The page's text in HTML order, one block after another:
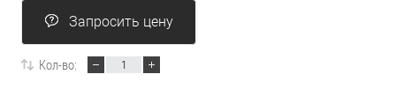
Запросить цену
Кол-во: